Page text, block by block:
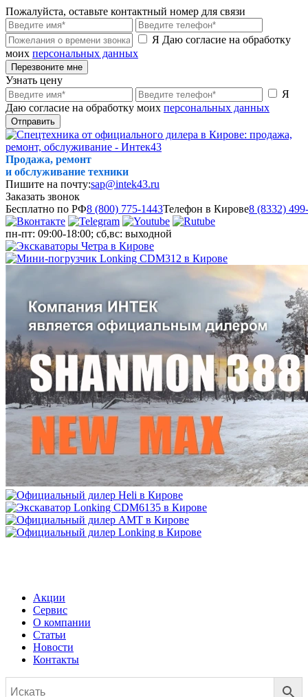
Пожалуйста, оставьте контактный номер для связи
Я Даю согласие на обработку
моих персональных данных
Перезвоните мне
Узнать цену
Я
Даю согласие на обработку моих персональных данных
Отправить
Продажа, ремонт
и обслуживание техники
Пишите на почту:sap@intek43.ru
Заказать звонок
Бесплатно по РФ8 (800) 775-1443Телефон в Кирове8 (8332)
пн-пт: 09:00-18:00; сб,вс: выходной
Акции
Сервис
О компании
Статьи
Новости
Контакты